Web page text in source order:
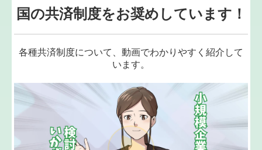
新規開業支援
公益法人 社会福祉法人
セミナー案内
国の共済制度をお奨めしています！
各種共済制度について、動画でわかりやすく紹介して
います。